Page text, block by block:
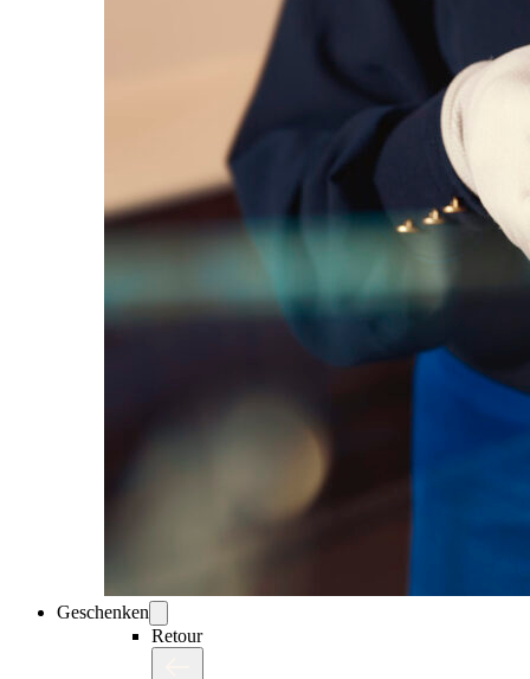
Geschenken
Retour